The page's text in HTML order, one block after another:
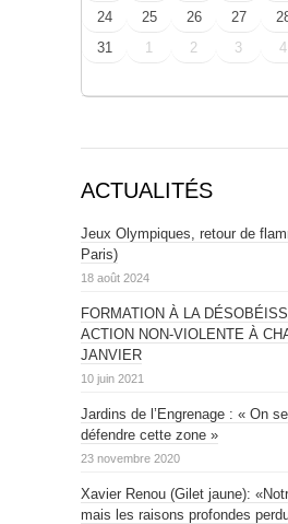
24
25 26 27
31
1 2 3 4
ACTUALITÉS
Jeux Olympiques, retour de
Paris)
18 août 2024
FORMATION À LA
ACTION NON-VIOLENTE À
JANVIER
10 juin 2021
Jardins de l’Engrenage : « On
défendre cette zone »
23 novembre 2020
Xavier Renou (Gilet jaune):
mais les raisons profondes